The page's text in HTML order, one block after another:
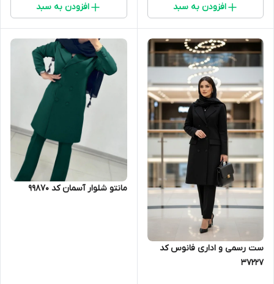
افزودن به سبد افزودن به سبد
ست رسمی و اداری فانوس کد
37227
مانتو شلوار آسمان کد 99870